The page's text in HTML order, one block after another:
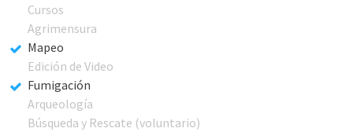
Cursos
Agrimensura
Mapeo
Edición de Video
Fumigación
Arqueología
Búsqueda y Rescate (voluntario)